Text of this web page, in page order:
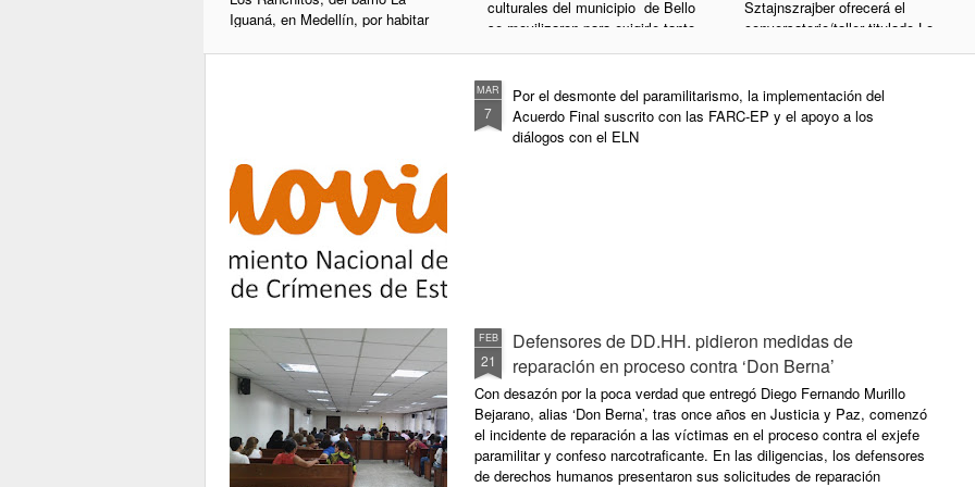
Iguaná, en Medellín, por habitar
mismas, contaron con la ayuda y
la zona del desalojo. Las 24
familias son víctimas del conflicto
armado, la mitad de ellas tienen
Registro Único de Víctimas y la
otra mitad tienen este documento
en trámite. Tras negarse a salir de
sus hogares, fueron sacadas a la
los demás habitantes del barrio
exigían el respeto por la vida, una
vivienda digna y soluciones
concretas por parte de la Alcaldía
de Medellín. Texto: Colombia
Informa Fotos: AMA
culturales del municipio de Bello
se movilizaron para exigirle tanto
a la administración local como al
del sector artístico del país y un
aumento del presupuesto
destinado para estos fines. Por
Contemos Pueblo
Sztajnszrajber ofrecerá el
conversatorio/taller titulado Lo
humano, entre lo animal y la
relaciones de la vida humana, la
naturaleza animal y la tecnología
desde una reflexión ética y
filosofía?, un libro que aborda esa
disciplina con una narrativa más
digerible para aquellos lectores
que no han tenido cercanía con la
reflexión filosófica profunda.
MAR
7
Por el desmonte del paramilitarismo, la implementación del
Acuerdo Final suscrito con las FARC-EP y el apoyo a los
diálogos con el ELN
FEB
21
Defensores de DD.HH. pidieron medidas de
reparación en proceso contra ‘Don Berna’
Con desazón por la poca verdad que entregó Diego Fernando Murillo
Bejarano, alias ‘Don Berna’, tras once años en Justicia y Paz, comenzó
el incidente de reparación a las víctimas en el proceso contra el exjefe
paramilitar y confeso narcotraficante. En las diligencias, los defensores
de derechos humanos presentaron sus solicitudes de reparación